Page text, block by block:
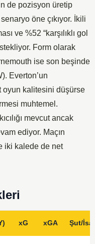
de pozisyon üretip
öne çıkıyor. İkili
ve %52 “karşılıklı gol
Form olarak
ise son beşinde
Everton’un
oyun kalitesini düşürse
muhtemel.
mevcut ancak
ediyor. Maçın
iki kalede de net
xG xGA Şut/